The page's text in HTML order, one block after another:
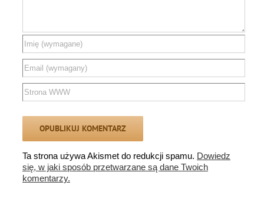
Ta strona używa Akismet do redukcji spamu. Dowiedz
się, w jaki sposób przetwarzane są dane Twoich
komentarzy.